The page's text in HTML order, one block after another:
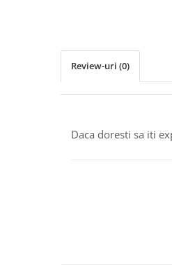
Review-uri (0)
Daca doresti sa iti